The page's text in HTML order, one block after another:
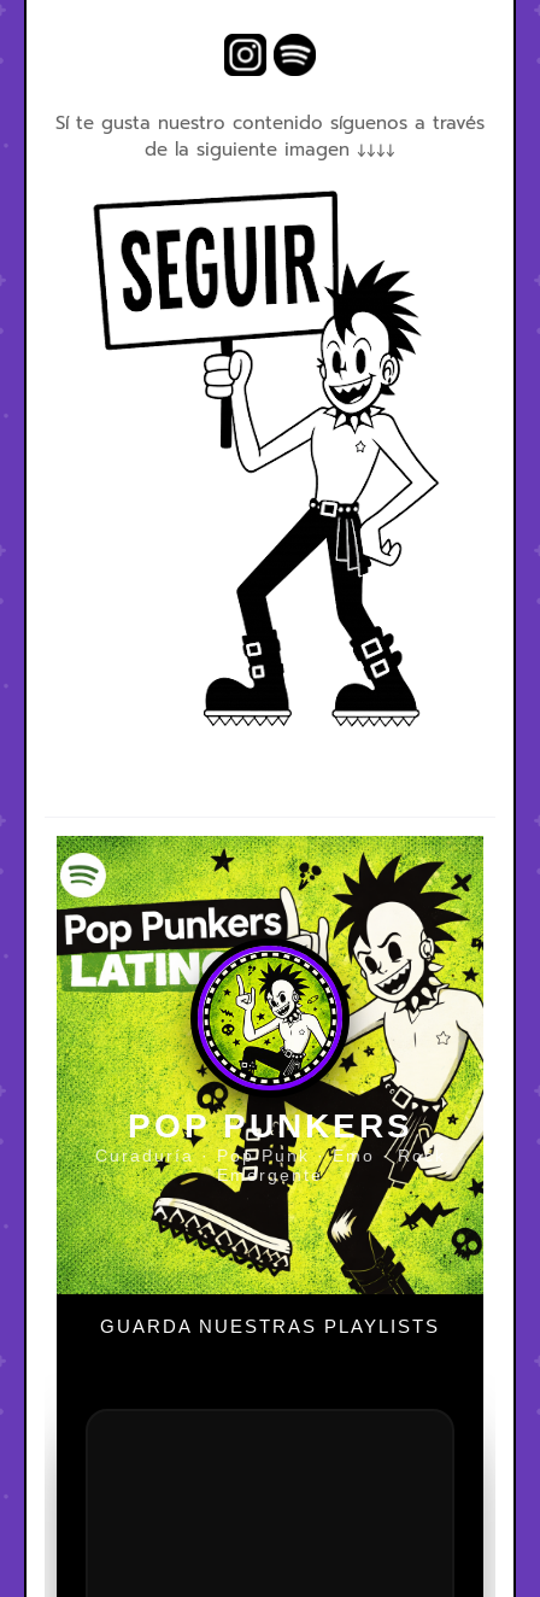
Sí te gusta nuestro contenido síguenos a través
de la siguiente imagen ↓↓↓↓
POP PUNKERS
Curaduría · Pop Punk · Emo · Rock
Emergente
GUARDA NUESTRAS PLAYLISTS